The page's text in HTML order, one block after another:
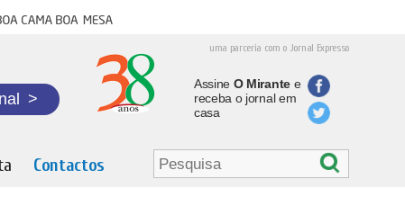
cama boa mesa
uma parceria com o Jornal Expresso
>
Assine O Mirantee
receba o jornal em
casa
Contactos